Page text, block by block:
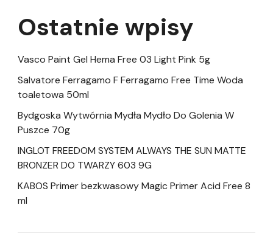
Ostatnie wpisy
Vasco Paint Gel Hema Free 03 Light Pink 5g
Salvatore Ferragamo F Ferragamo Free Time Woda
toaletowa 50ml
Bydgoska Wytwórnia Mydła Mydło Do Golenia W
Puszce 70g
INGLOT FREEDOM SYSTEM ALWAYS THE SUN MATTE
BRONZER DO TWARZY 603 9G
KABOS Primer bezkwasowy Magic Primer Acid Free 8
ml